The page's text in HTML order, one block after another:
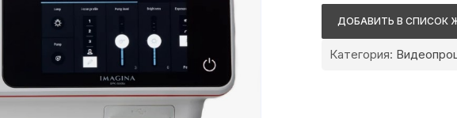
Imagina
i5500c
ДОБАВИТЬ В СПИСОК
Категория: